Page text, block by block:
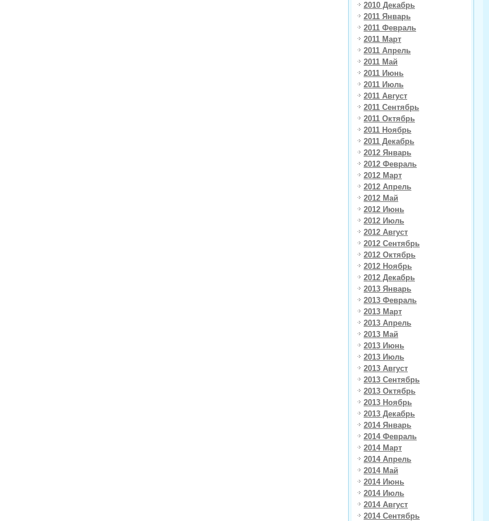
2010 Декабрь
2011 Январь
2011 Февраль
2011 Март
2011 Апрель
2011 Май
2011 Июнь
2011 Июль
2011 Август
2011 Сентябрь
2011 Октябрь
2011 Ноябрь
2011 Декабрь
2012 Январь
2012 Февраль
2012 Март
2012 Апрель
2012 Май
2012 Июнь
2012 Июль
2012 Август
2012 Сентябрь
2012 Октябрь
2012 Ноябрь
2012 Декабрь
2013 Январь
2013 Февраль
2013 Март
2013 Апрель
2013 Май
2013 Июнь
2013 Июль
2013 Август
2013 Сентябрь
2013 Октябрь
2013 Ноябрь
2013 Декабрь
2014 Январь
2014 Февраль
2014 Март
2014 Апрель
2014 Май
2014 Июнь
2014 Июль
2014 Август
2014 Сентябрь